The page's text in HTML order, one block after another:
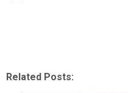
Related Posts: